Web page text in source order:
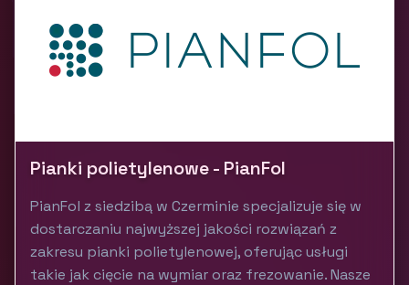
Pianki polietylenowe - PianFol
PianFol z siedzibą w Czerminie specjalizuje się w
dostarczaniu najwyższej jakości rozwiązań z
zakresu pianki polietylenowej, oferując usługi
takie jak cięcie na wymiar oraz frezowanie. Nasze